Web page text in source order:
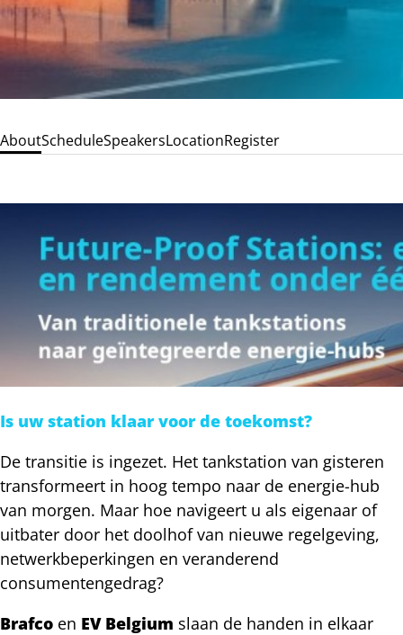
AboutScheduleSpeakersLocationRegister
Is uw station klaar voor de toekomst?
De transitie is ingezet. Het tankstation van gisteren
transformeert in hoog tempo naar de energie-hub
van morgen. Maar hoe navigeert u als eigenaar of
uitbater door het doolhof van nieuwe regelgeving,
netwerkbeperkingen en veranderend
consumentengedrag?
Brafco en EV Belgium slaan de handen in elkaar